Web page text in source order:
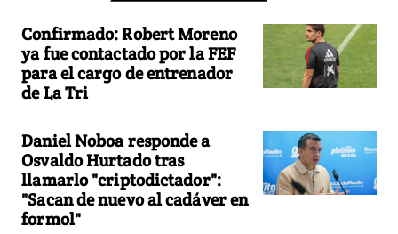
Confirmado: Robert Moreno
ya fue contactado por la FEF
para el cargo de entrenador
de La Tri
Daniel Noboa responde a
Osvaldo Hurtado tras
llamarlo "criptodictador":
"Sacan de nuevo al cadáver en
formol"